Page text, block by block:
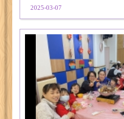
2025-03-07